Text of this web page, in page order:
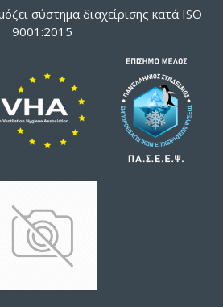
σύστημα διαχείρισης κατά ISO
9001:2015